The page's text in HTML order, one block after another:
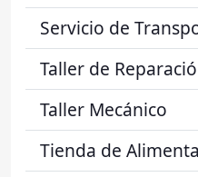
Servicio de
Taller de
Taller Mecánico
Tienda de